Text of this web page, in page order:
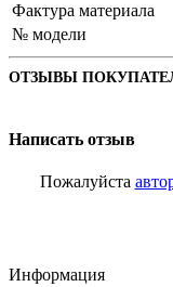
Фактура материала
№ модели
ОТЗЫВЫ
Написать отзыв
Пожалуйста
Информация